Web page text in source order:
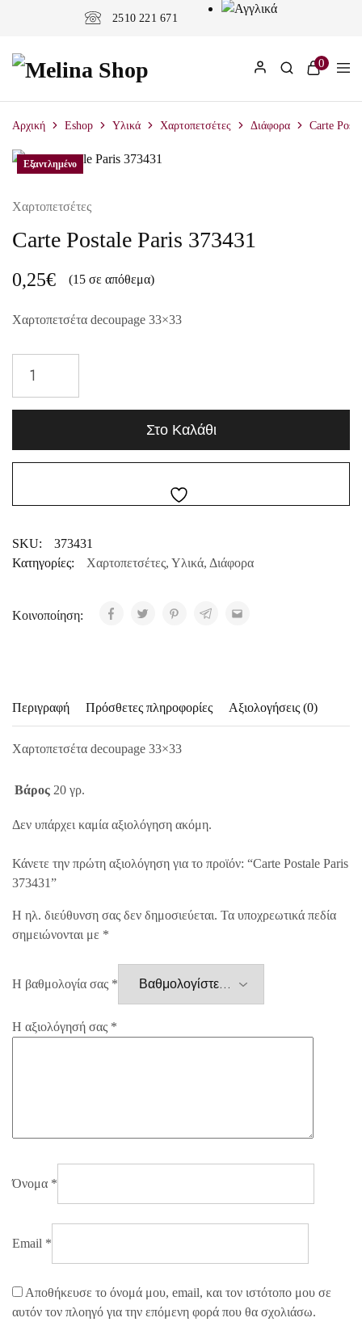
2510 221 671
0
Αρχική Eshop Υλικά Χαρτοπετσέτες Διάφορα Carte
Χαρτοπετσέτες
Carte Postale Paris 373431
0,25€ (15 σε απόθεμα)
Χαρτοπετσέτα decoupage 33×33
Στο Καλάθι
SKU:
373431
Κατηγορίες:
Χαρτοπετσέτες, Υλικά, Διάφορα
Κοινοποίηση:
Περιγραφή Πρόσθετες πληροφορίες Αξιολογήσεις (0)
Χαρτοπετσέτα decoupage 33×33
Βάρος 20 γρ.
Δεν υπάρχει καμία αξιολόγηση ακόμη.
Κάνετε την πρώτη αξιολόγηση για το προϊόν: “Carte Postale Paris
373431”
Η ηλ. διεύθυνση σας δεν δημοσιεύεται. Τα υποχρεωτικά πεδία
σημειώνονται με *
Η βαθμολογία σας *
Η αξιολόγησή σας *
Όνομα *
Email *
Αποθήκευσε το όνομά μου, email, και τον ιστότοπο μου σε
αυτόν τον πλοηγό για την επόμενη φορά που θα σχολιάσω.
Εξαντλημένο